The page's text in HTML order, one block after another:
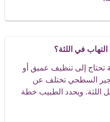
في اللثة؟
تحتاج إلى تنظيف عميق أو
السطحي تختلف عن
اللثة. ويحدد الطبيب خطة